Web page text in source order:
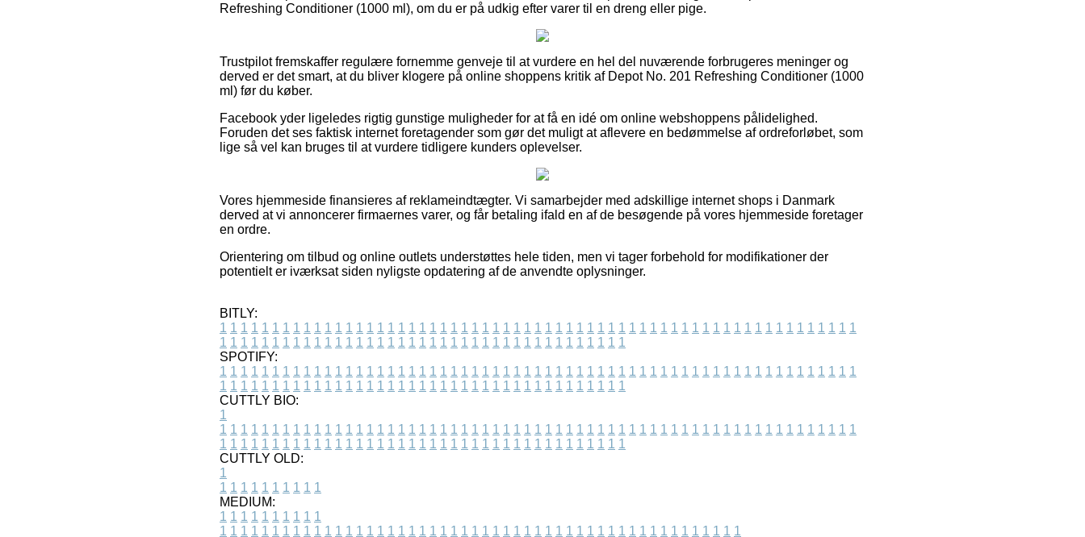
Refreshing Conditioner (1000 ml), om du er på udkig efter varer til en dreng eller pige.
Trustpilot fremskaffer regulære fornemme genveje til at vurdere en hel del nuværende forbrugeres meninger og
derved er det smart, at du bliver klogere på online shoppens kritik af Depot No. 201 Refreshing Conditioner (1000
ml) før du køber.
Facebook yder ligeledes rigtig gunstige muligheder for at få en idé om online webshoppens pålidelighed.
Foruden det ses faktisk internet foretagender som gør det muligt at aflevere en bedømmelse af ordreforløbet, som
lige så vel kan bruges til at vurdere tidligere kunders oplevelser.
Vores hjemmeside finansieres af reklameindtægter. Vi samarbejder med adskillige internet shops i Danmark
derved at vi annoncerer firmaernes varer, og får betaling ifald en af de besøgende på vores hjemmeside foretager
en ordre.
Orientering om tilbud og online outlets understøttes hele tiden, men vi tager forbehold for modifikationer der
potentielt er iværksat siden nyligste opdatering af de anvendte oplysninger.
BITLY:
1 1 1 1 1 1 1 1 1 1 1 1 1 1 1 1 1 1 1 1 1 1 1 1 1 1 1 1 1 1 1 1 1 1 1 1 1 1 1 1 1 1 1 1 1 1 1 1 1 1 1 1 1 1 1 1 1 1 1 1 1
1 1 1 1 1 1 1 1 1 1 1 1 1 1 1 1 1 1 1 1 1 1 1 1 1 1 1 1 1 1 1 1 1 1 1 1 1 1 1
SPOTIFY:
1 1 1 1 1 1 1 1 1 1 1 1 1 1 1 1 1 1 1 1 1 1 1 1 1 1 1 1 1 1 1 1 1 1 1 1 1 1 1 1 1 1 1 1 1 1 1 1 1 1 1 1 1 1 1 1 1 1 1 1 1
1 1 1 1 1 1 1 1 1 1 1 1 1 1 1 1 1 1 1 1 1 1 1 1 1 1 1 1 1 1 1 1 1 1 1 1 1 1 1
CUTTLY BIO:
1
1 1 1 1 1 1 1 1 1 1 1 1 1 1 1 1 1 1 1 1 1 1 1 1 1 1 1 1 1 1 1 1 1 1 1 1 1 1 1 1 1 1 1 1 1 1 1 1 1 1 1 1 1 1 1 1 1 1 1 1 1
1 1 1 1 1 1 1 1 1 1 1 1 1 1 1 1 1 1 1 1 1 1 1 1 1 1 1 1 1 1 1 1 1 1 1 1 1 1 1
CUTTLY OLD:
1
1 1 1 1 1 1 1 1 1 1
MEDIUM:
1 1 1 1 1 1 1 1 1 1
1 1 1 1 1 1 1 1 1 1 1 1 1 1 1 1 1 1 1 1 1 1 1 1 1 1 1 1 1 1 1 1 1 1 1 1 1 1 1 1 1 1 1 1 1 1 1 1 1 1